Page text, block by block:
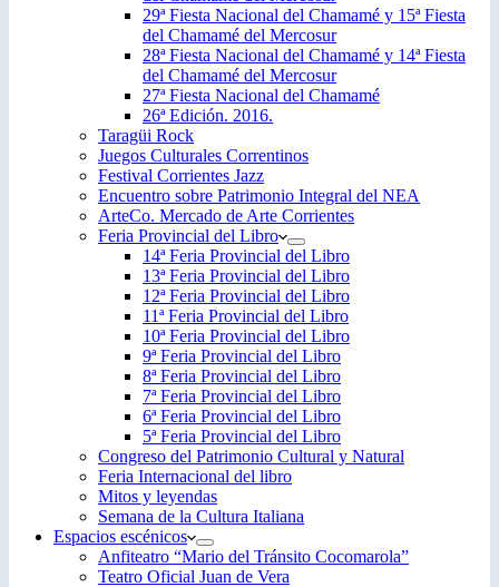
29ª Fiesta Nacional del Chamamé y 15ª Fiesta
del Chamamé del Mercosur
28ª Fiesta Nacional del Chamamé y 14ª Fiesta
del Chamamé del Mercosur
27ª Fiesta Nacional del Chamamé
26ª Edición. 2016.
Taragüi Rock
Juegos Culturales Correntinos
Festival Corrientes Jazz
Encuentro sobre Patrimonio Integral del NEA
ArteCo. Mercado de Arte Corrientes
Feria Provincial del Libro
14ª Feria Provincial del Libro
13ª Feria Provincial del Libro
12ª Feria Provincial del Libro
11ª Feria Provincial del Libro
10ª Feria Provincial del Libro
9ª Feria Provincial del Libro
8ª Feria Provincial del Libro
7ª Feria Provincial del Libro
6ª Feria Provincial del Libro
5ª Feria Provincial del Libro
Congreso del Patrimonio Cultural y Natural
Feria Internacional del libro
Mitos y leyendas
Semana de la Cultura Italiana
Espacios escénicos
Anfiteatro “Mario del Tránsito Cocomarola”
Teatro Oficial Juan de Vera